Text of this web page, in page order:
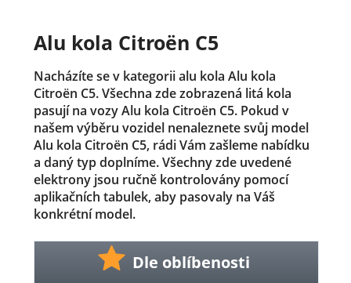
Alu kola Citroën C5
Nacházíte se v kategorii alu kola Alu kola
Citroën C5. Všechna zde zobrazená litá kola
pasují na vozy Alu kola Citroën C5. Pokud v
našem výběru vozidel nenaleznete svůj model
Alu kola Citroën C5, rádi Vám zašleme nabídku
a daný typ doplníme. Všechny zde uvedené
elektrony jsou ručně kontrolovány pomocí
aplikačních tabulek, aby pasovaly na Váš
konkrétní model.
Dle oblíbenosti